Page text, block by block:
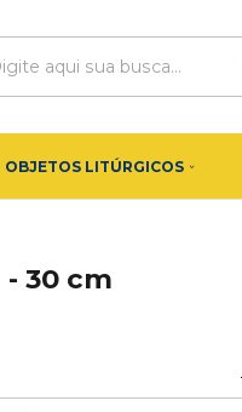
OBJETOS LITÚRGICOS
30 cm